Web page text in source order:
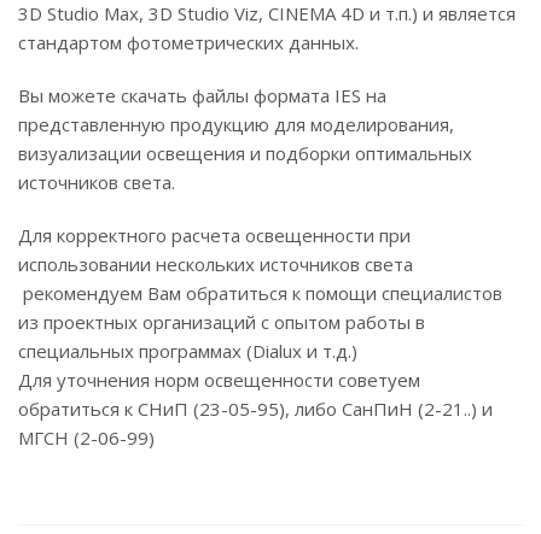
3D Studio Max, 3D Studio Viz, CINEMA 4D и т.п.) и является
стандартом фотометрических данных.
Вы можете скачать файлы формата IES на
представленную продукцию для моделирования,
визуализации освещения и подборки оптимальных
источников света.
Для корректного расчета освещенности при
использовании нескольких источников света
рекомендуем Вам обратиться к помощи специалистов
из проектных организаций с опытом работы в
специальных программах (Dialux и т.д.)
Для уточнения норм освещенности советуем
обратиться к СНиП (23-05-95), либо СанПиН (2-21..) и
МГСН (2-06-99)